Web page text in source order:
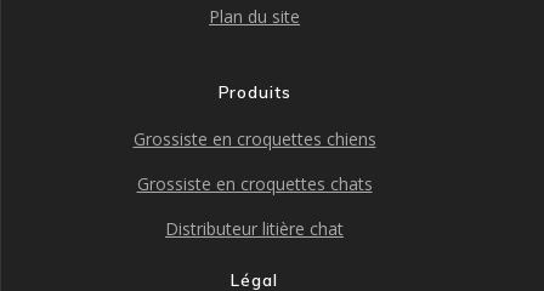
Plan du site
Produits
Grossiste en croquettes chiens
Grossiste en croquettes chats
Distributeur litière chat
Légal